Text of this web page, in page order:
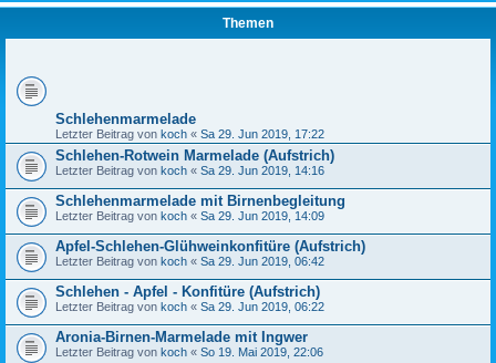
Themen
Schlehenmarmelade
Letzter Beitrag von koch « Sa 29. Jun 2019, 17:22
Schlehen-Rotwein Marmelade (Aufstrich)
Letzter Beitrag von koch « Sa 29. Jun 2019, 14:16
Schlehenmarmelade mit Birnenbegleitung
Letzter Beitrag von koch « Sa 29. Jun 2019, 14:09
Apfel-Schlehen-Glühweinkonfitüre (Aufstrich)
Letzter Beitrag von koch « Sa 29. Jun 2019, 06:42
Schlehen - Apfel - Konfitüre (Aufstrich)
Letzter Beitrag von koch « Sa 29. Jun 2019, 06:22
Aronia-Birnen-Marmelade mit Ingwer
Letzter Beitrag von koch « So 19. Mai 2019, 22:06